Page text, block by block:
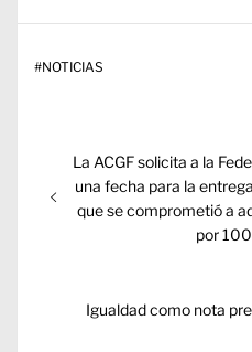
#NOTICIAS
Navegación
entradas
Entrada
anterior:
La ACGF solicita a la
una fecha para la
que se comprometió a
por
Entrada
Igualdad como nota